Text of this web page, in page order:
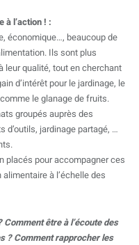
l’action ! :
économique…, beaucoup de
Ils sont plus
leur qualité, tout en cherchant
d’intérêt pour le jardinage, le
le glanage de fruits.
groupés auprès des
d’outils, jardinage partagé, …
placés pour accompagner ces
à l’échelle des
être à l’écoute des
? Comment rapprocher les